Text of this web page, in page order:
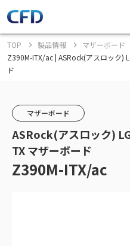
TOP 製品情報
マザーボード
Z390M-ITX/ac | ASRock(アスロック)
ド
マザーボード
ASRock(アスロック)
TX マザーボード
Z390M-ITX/ac